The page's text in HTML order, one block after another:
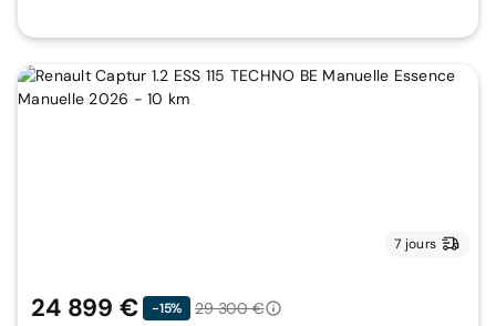
7 jours
24 899 € -15%
29 300 €